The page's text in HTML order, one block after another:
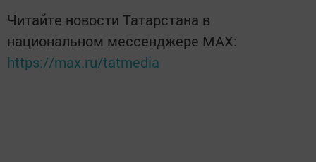
Читайте новости Татарстана в
национальном мессенджере MАХ:
https://max.ru/tatmedia